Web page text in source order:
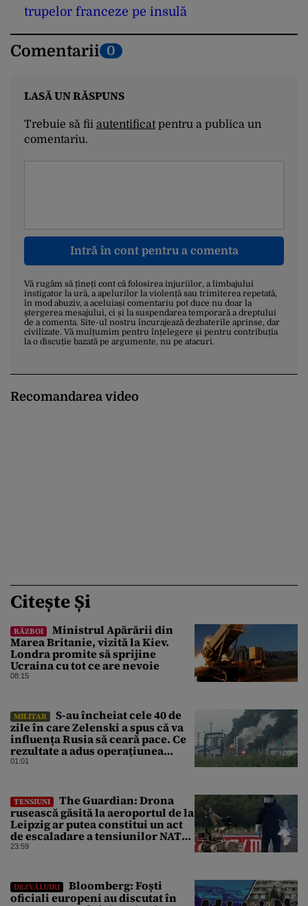
trupelor franceze pe insulă
Comentarii 0
LASĂ UN RĂSPUNS
Trebuie să fii autentificatpentru a publica un
comentariu.
Intră în cont pentru a comenta
Vă rugăm să țineți cont că folosirea injuriilor, a limbajului
instigator la ură, a apelurilor la violență sau trimiterea repetată,
în mod abuziv, a aceluiași comentariu pot duce nu doar la
ștergerea mesajului, ci și la suspendarea temporară a dreptului
de a comenta. Site-ul nostru încurajează dezbaterile aprinse, dar
civilizate. Vă mulțumim pentru înțelegere și pentru contribuția
la o discuție bazată pe argumente, nu pe atacuri.
Recomandarea video
Citește Și
RĂZBOI
Ministrul Apărării din
Marea Britanie, vizită la Kiev.
Londra promite să sprijine
Ucraina cu tot ce are nevoie
08:15
MILITAR
S-au încheiat cele 40 de
zile în care Zelenski a spus că va
influența Rusia să ceară pace. Ce
rezultate a adus operațiunea
Kievului
01:01
TENSIUNI
The Guardian: Drona
rusească găsită la aeroportul de la
Leipzig ar putea constitui un act
de escaladare a tensiunilor NATO-
Rusia
23:59
DEZVĂLUIRI
Bloomberg: Foști
oficiali europeni au discutat în